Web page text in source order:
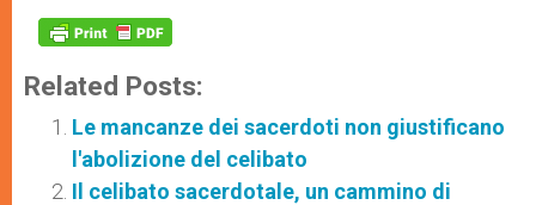
Related Posts:
Le mancanze dei sacerdoti non giustificano
l'abolizione del celibato
Il celibato sacerdotale, un cammino di